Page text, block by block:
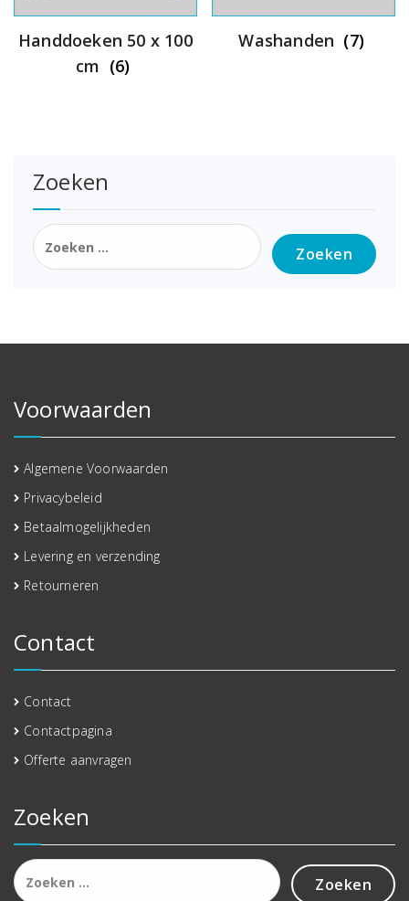
Handdoeken 50 x 100
cm (6)
Washanden (7)
Zoeken
Zoeken
naar:
Voorwaarden
Algemene Voorwaarden
Privacybeleid
Betaalmogelijkheden
Levering en verzending
Retourneren
Contact
Contact
Contactpagina
Offerte aanvragen
Zoeken
Zoeken
naar: